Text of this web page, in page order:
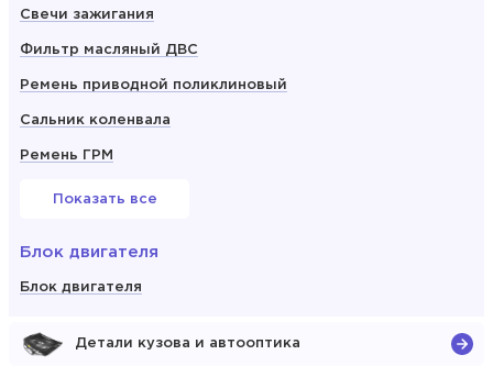
Свечи зажигания
Фильтр масляный ДВС
Ремень приводной поликлиновый
Сальник коленвала
Ремень ГРМ
Показать все
Блок двигателя
Блок двигателя
Детали кузова и автооптика